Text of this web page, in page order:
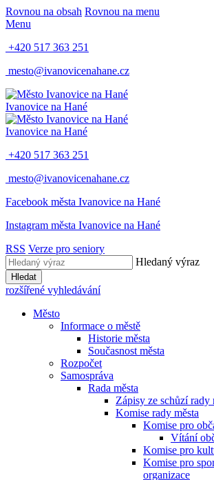
Rovnou na obsah Rovnou na menu
Menu
+420 517 363 251
mesto@ivanovicenahane.cz
Ivanovice na Hané
Ivanovice na Hané
+420 517 363 251
mesto@ivanovicenahane.cz
Facebook města Ivanovice na Hané
Instagram města Ivanovice na Hané
RSS Verze pro seniory
Hledaný výraz
Hledat
rozšířené vyhledávání
Město
Informace o městě
Historie města
Současnost města
Rozpočet
Samospráva
Rada města
Zápisy ze schůzí rady
Komise rady města
Komise pro
Vítání
Komise pro
Komise pro
organizace